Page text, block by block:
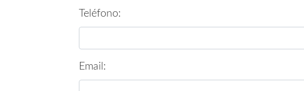
Teléfono:
Email: